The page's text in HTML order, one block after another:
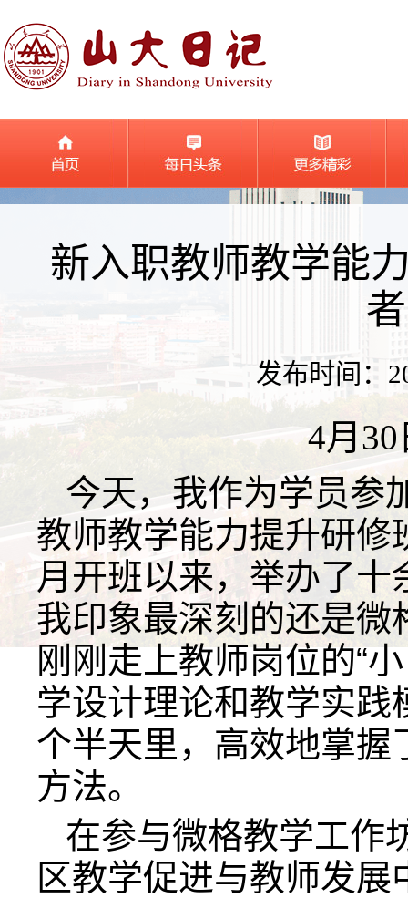
新入职教师教学能
发布时间：
4月
今天，我作为学员参
教师教学能力提升研
月开班以来，举办了十
我印象最深刻的还是微
刚刚走上教师岗位的“
学设计理论和教学实
个半天里，高效地掌握
方法。
在参与微格教学工作
区教学促进与教师发